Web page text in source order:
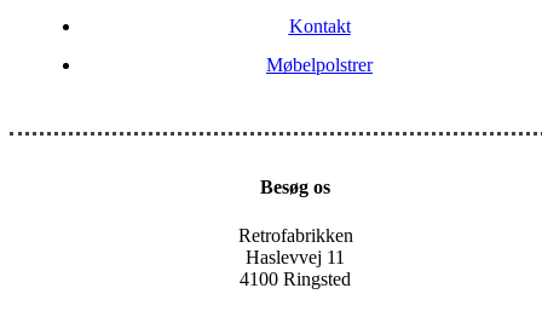
Kontakt
Møbelpolstrer
Besøg os
Retrofabrikken
Haslevvej 11
4100 Ringsted